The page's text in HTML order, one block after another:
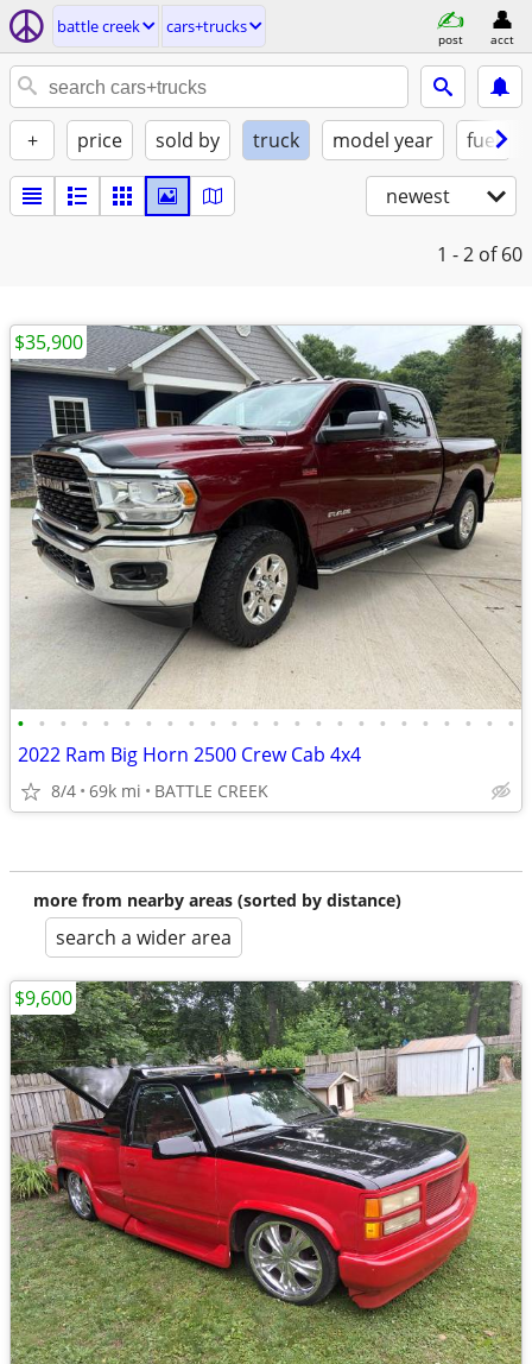
battle creek cars+trucks
post acct
+ price sold by truck model year fuel
newest
1 - 2 of 60
• • • • • • • • • • • • • • • • • • • • • • • •
2022 Ram Big Horn 2500 Crew Cab 4x4
8/4 69k mi BATTLE CREEK
$35,900
more from nearby areas (sorted by distance)
search a wider area
$9,600